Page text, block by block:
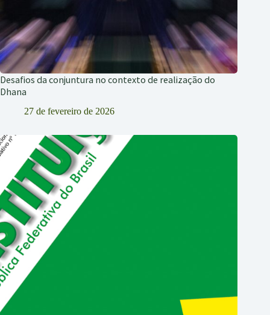
Desafios da conjuntura no contexto de realização do
Dhana
27 de fevereiro de 2026